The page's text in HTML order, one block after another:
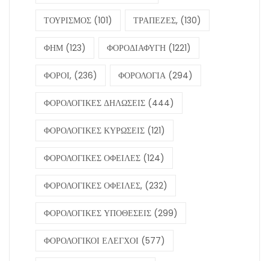
ΤΟΥΡΙΣΜΟΣ (101) ΤΡΑΠΕΖΕΣ, (130)
ΦΗΜ (123) ΦΟΡΟΔΙΑΦΥΓΗ (1221)
ΦΟΡΟΙ, (236) ΦΟΡΟΛΟΓΙΑ (294)
ΦΟΡΟΛΟΓΙΚΕΣ ΔΗΛΩΣΕΙΣ (444)
ΦΟΡΟΛΟΓΙΚΕΣ ΚΥΡΩΣΕΙΣ (121)
ΦΟΡΟΛΟΓΙΚΕΣ ΟΦΕΙΛΕΣ (124)
ΦΟΡΟΛΟΓΙΚΕΣ ΟΦΕΙΛΕΣ, (232)
ΦΟΡΟΛΟΓΙΚΕΣ ΥΠΟΘΕΣΕΙΣ (299)
ΦΟΡΟΛΟΓΙΚΟΙ ΕΛΕΓΧΟΙ (577)